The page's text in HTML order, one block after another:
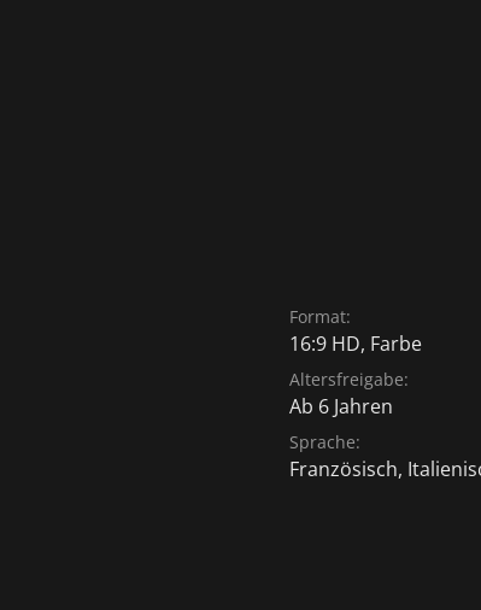
Format:
16:9 HD, Farbe
Altersfreigabe:
Ab 6 Jahren
Sprache:
Französisch,